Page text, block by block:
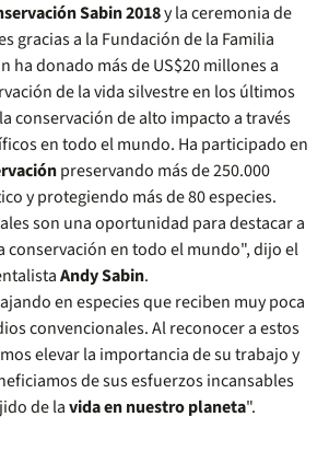
Sabin 2018y la ceremonia de
gracias a la Fundación de la Familia
ha donado más de US$20 millones a
de la vida silvestre en los últimos
conservación de alto impacto a través
en todo el mundo. Ha participado en
preservando más de 250.000
y protegiendo más de 80 especies.
son una oportunidad para destacar a
conservación en todo el mundo", dijo el
Andy Sabin.
en especies que reciben muy poca
convencionales. Al reconocer a estos
elevar la importancia de su trabajo y
de sus esfuerzos incansables
de lavida en nuestro planeta".